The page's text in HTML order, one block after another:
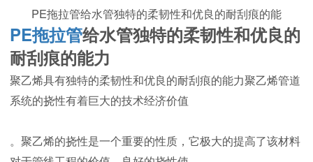
PE拖拉管给水管独特的柔韧性和优良的耐刮痕的能
PE拖拉管给水管独特的柔韧性和优良的
耐刮痕的能力
聚乙烯具有独特的柔韧性和优良的耐刮痕的能力聚乙烯管道
系统的挠性有着巨大的技术经济价值
。聚乙烯的挠性是一个重要的性质，它极大的提高了该材料